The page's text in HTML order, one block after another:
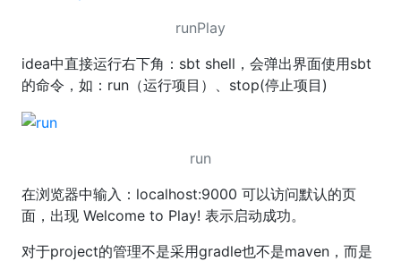
runPlay
idea中直接运行右下角：sbt shell，会弹出界面使用sbt
的命令，如：run（运行项目）、stop(停止项目)
run
在浏览器中输入：localhost:9000 可以访问默认的页
面，出现 Welcome to Play! 表示启动成功。
对于project的管理不是采用gradle也不是maven，而是